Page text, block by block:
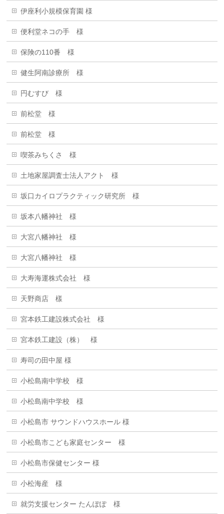
伊座利小規模保育園 様
便利堂ネコの手 様
保険の110番 様
健生阿南診療所 様
円むすび 様
前松堂 様
前松堂 様
喫茶みちくさ 様
土地家屋調査士法人アクト 様
坂口カイロプラクティック研究所 様
坂本八幡神社 様
大宮八幡神社 様
大宮八幡神社 様
大寿海運株式会社 様
天野商店 樣
宮本鉄工建設株式会社 様
宮本鉄工建設（株） 様
寿司の田中屋 様
小松島南中学校 様
小松島南中学校 様
小松島市 サウンドハウスホール 様
小松島市こども家庭センター 様
小松島市保健センター 様
小松海産 様
就労支援センター たんぽぽ 様